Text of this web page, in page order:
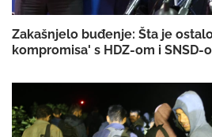
Zakašnjelo buđenje: Šta je
kompromisa' s HDZ-om i SNSD-